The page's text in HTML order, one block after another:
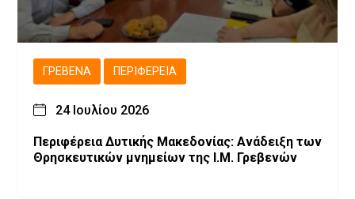
ΓΡΕΒΕΝΆ ΠΕΡΙΦΈΡΕΙΑ
24 Ιουλίου 2026
Περιφέρεια Δυτικής Μακεδονίας: Ανάδειξη των